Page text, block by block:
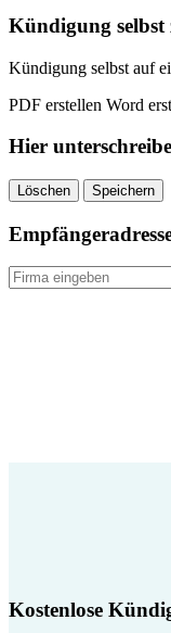
quantity
Kündigung selbst
Kündigung selbst auf
PDF erstellen Word
Hier
Löschen Speichern
Kostenlose